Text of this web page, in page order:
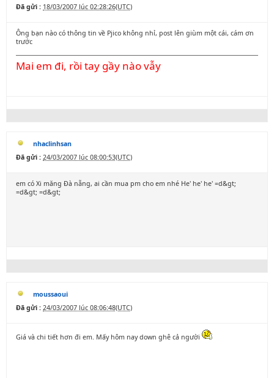
Đã gửi : 18/03/2007 lúc 02:28:26(UTC)
Ông bạn nào có thông tin về Pjico không nhỉ, post lên giùm một cái, cám ơn
trước
Mai em đi, rồi tay gầy nào vẫy
nhaclinhsan
Đã gửi : 24/03/2007 lúc 08:00:53(UTC)
em có Xi măng Đà nẵng, ai cần mua pm cho em nhé He' he' he' =d&gt;
=d&gt; =d&gt;
moussaoui
Đã gửi : 24/03/2007 lúc 08:06:48(UTC)
Giá và chi tiết hơn đi em. Mấy hôm nay down ghê cả người